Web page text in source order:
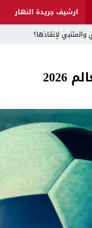
ارشيف جريدة النهار
لإنقاذها؟